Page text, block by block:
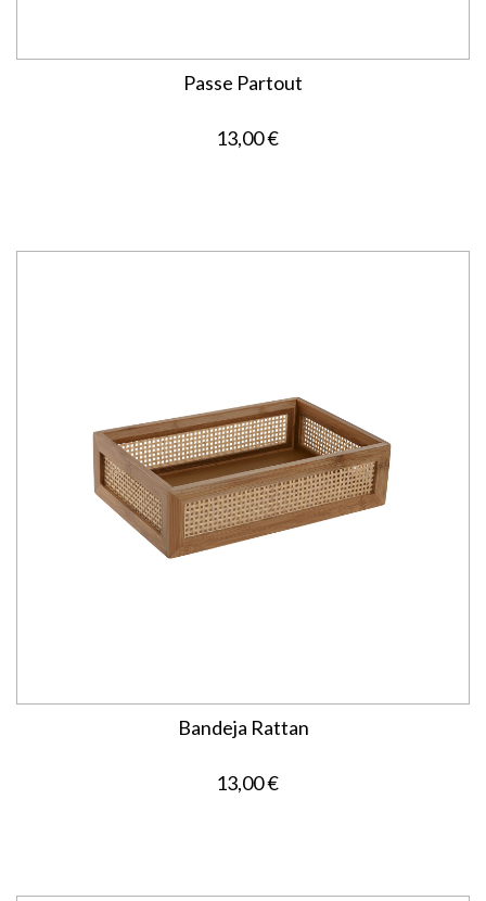
Passe Partout
13,00 €
Bandeja Rattan
13,00 €